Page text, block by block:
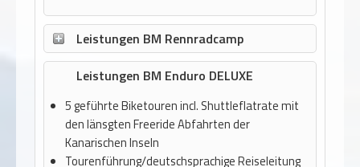
Leistungen BM Rennradcamp
Leistungen BM Enduro DELUXE
5 geführte Biketouren incl. Shuttleflatrate mit
den länsgten Freeride Abfahrten der
Kanarischen Inseln
Tourenführung/deutschsprachige Reiseleitung